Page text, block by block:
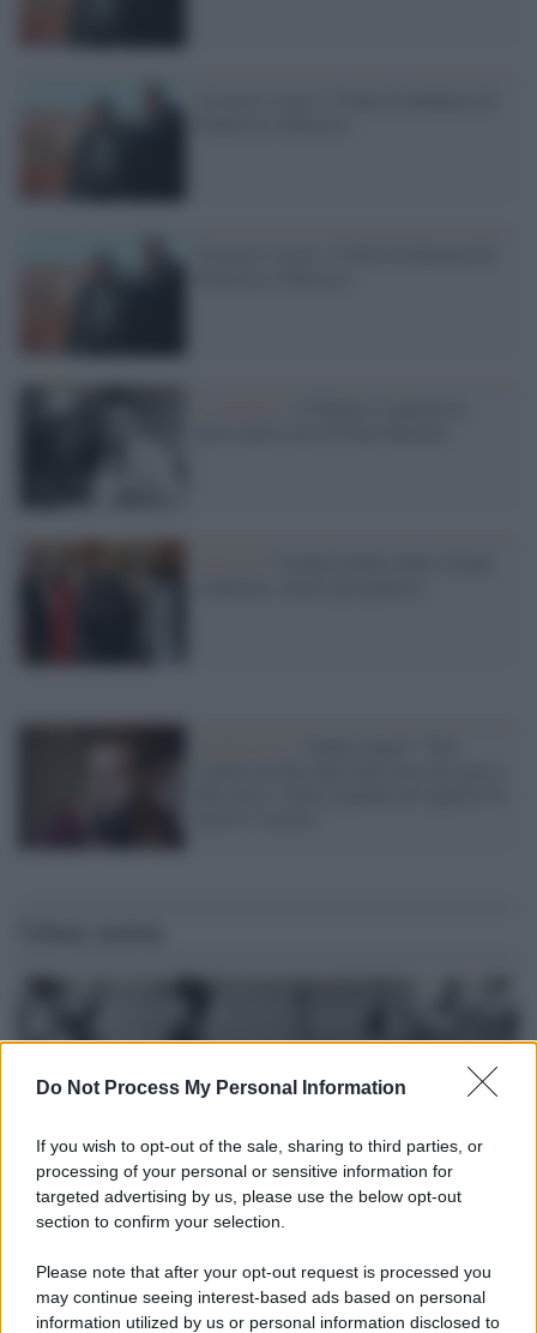
Do Not Process My Personal Information
If you wish to opt-out of the sale, sharing to third parties, or
processing of your personal or sensitive information for
targeted advertising by us, please use the below opt-out
section to confirm your selection.
Please note that after your opt-out request is processed you
may continue seeing interest-based ads based on personal
information utilized by us or personal information disclosed to
Il lutto /Addio a Livio Berruti, leggenda dello sprint
italiano